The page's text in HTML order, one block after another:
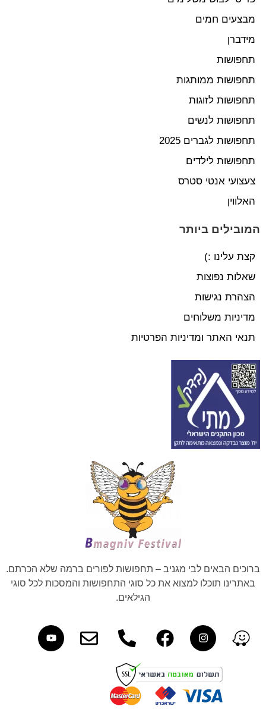
מבצעים חמים
מידברן
תחפושות
תחפושות ממותגות
תחפושות לזוגות
תחפושות לנשים
תחפושות לגברים 2025
תחפושות לילדים
צעצועי אנטי סטרס
האלווין
המובילים ביותר
קצת עלינו :)
שאלות נפוצות
הצהרת נגישות
מדיניות משלוחים
תנאי האתר ומדיניות הפרטיות
ברוכים הבאים לבי מגניב – תחפושות לפורים ברמה שלא הכרתם.
באתרינו תוכלו למצוא את כל סוגי התחפושות והמסכות לכל סוגי
הגילאים.